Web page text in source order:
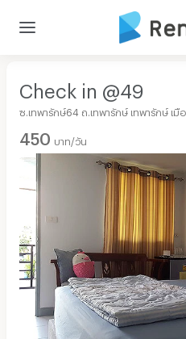
Check in @49
ซ.เทพารักษ์64 ถ.เทพารักษ์ เทพารักษ์ เมื
450 บาท/วัน